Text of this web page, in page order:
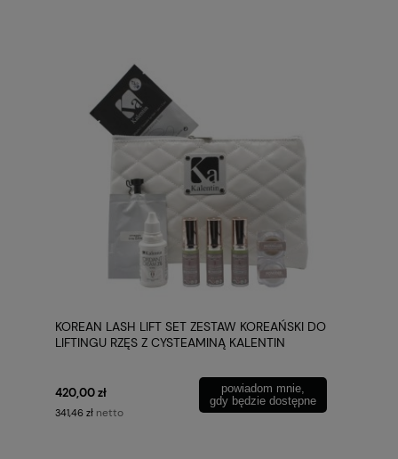
KOREAN LASH LIFT SET ZESTAW KOREAŃSKI DO
LIFTINGU RZĘS Z CYSTEAMINĄ KALENTIN
420,00 zł
341,46 zł netto
powiadom mnie,
gdy będzie dostępne